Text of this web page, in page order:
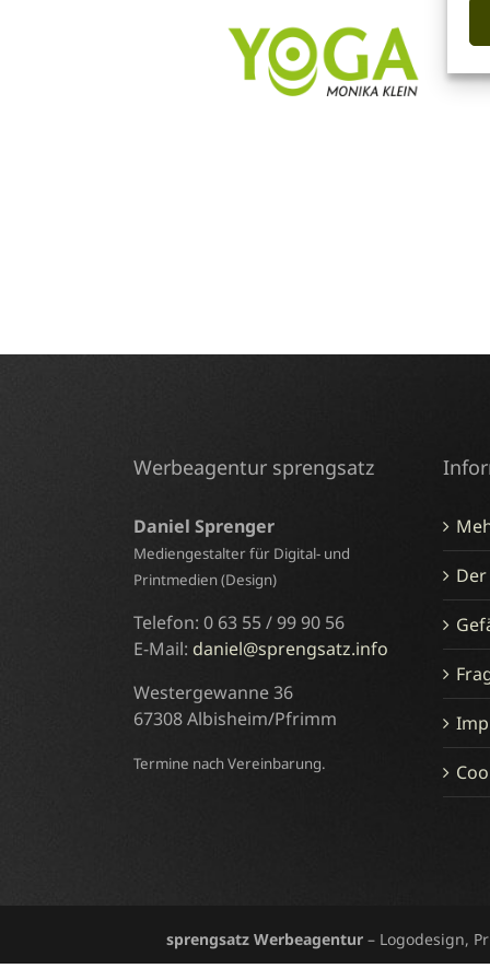
Werbeagentur sprengsatz
Daniel Sprenger
Mediengestalter für Digital- und
Printmedien (Design)
Telefon: 0 63 55 / 99 90 56
E-Mail: daniel@sprengsatz.info
Westergewanne 36
67308 Albisheim/Pfrimm
Termine nach Vereinbarung.
sprengsatz Werbeagentur – Logodesign,